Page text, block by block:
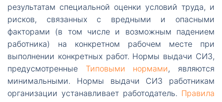
результатам специальной оценки условий труда, и
рисков, связанных с вредными и опасными
факторами (в том числе и возможным падением
работника) на конкретном рабочем месте при
выполнении конкретных работ. Нормы выдачи СИЗ,
предусмотренные Типовыми нормами, являются
минимальными. Нормы выдачи СИЗ работникам
организации устанавливает работодатель. Правила